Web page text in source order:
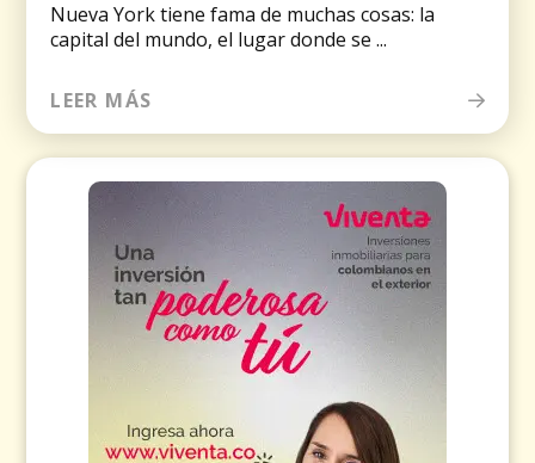
Nueva York tiene fama de muchas cosas: la
capital del mundo, el lugar donde se ...
LEER MÁS